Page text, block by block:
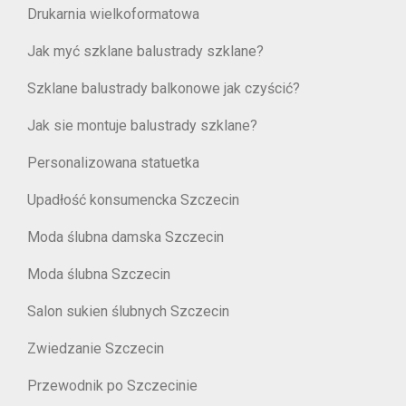
Drukarnia wielkoformatowa
Jak myć szklane balustrady szklane?
Szklane balustrady balkonowe jak czyścić?
Jak sie montuje balustrady szklane?
Personalizowana statuetka
Upadłość konsumencka Szczecin
Moda ślubna damska Szczecin
Moda ślubna Szczecin
Salon sukien ślubnych Szczecin
Zwiedzanie Szczecin
Przewodnik po Szczecinie